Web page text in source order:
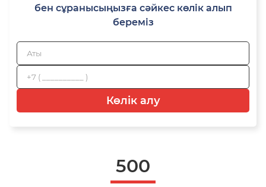
бен сұранысыңызға сәйкес көлік алып
береміз
Көлік алу
500